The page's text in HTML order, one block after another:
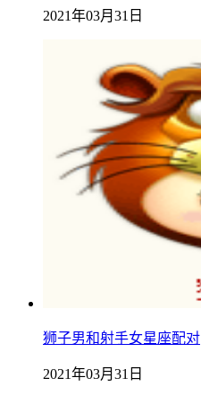
2021年03月31日
狮子男和射手女星座配对
2021年03月31日